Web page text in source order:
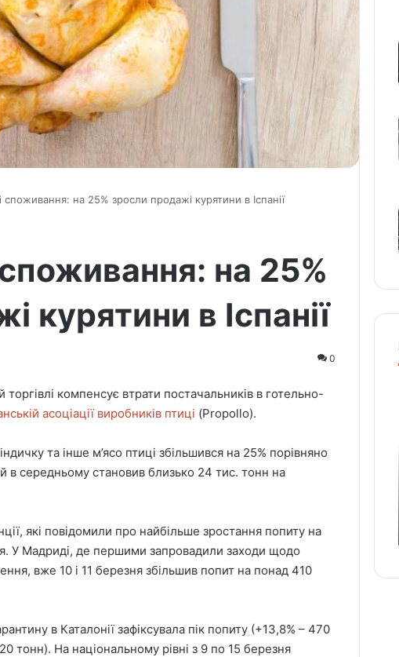
споживання: на 25% зросли продажі курятини в Іспанії
на 25%
курятини в Іспанії
0
компенсує втрати постачальників в готельно-
асоціації виробників птиці (Propollo).
та інше м’ясо птиці збільшився на 25% порівняно
середньому становив близько 24 тис. тонн на
які повідомили про найбільше зростання попиту на
У Мадриді, де першими запровадили заходи щодо
вже 10 і 11 березня збільшив попит на понад 410
в Каталонії зафіксувала пік попиту (+13,8% – 470
тонн). На національному рівні з 9 по 15 березня